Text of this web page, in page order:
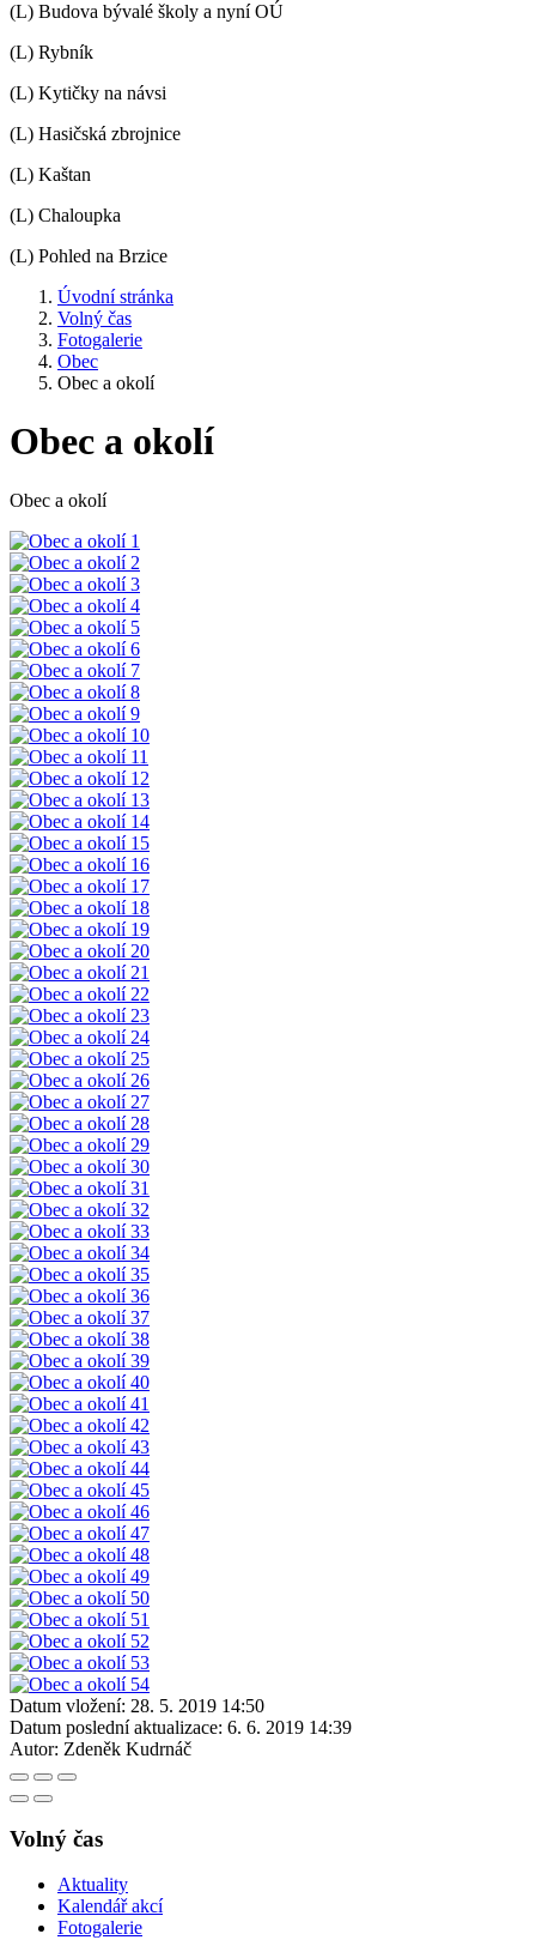
(L) Budova bývalé školy a nyní OÚ
(L) Rybník
(L) Kytičky na návsi
(L) Hasičská zbrojnice
(L) Kaštan
(L) Chaloupka
(L) Pohled na Brzice
Úvodní stránka
Volný čas
Fotogalerie
Obec
Obec a okolí
Obec a okolí
Obec a okolí
Datum vložení: 28. 5. 2019 14:50
Datum poslední aktualizace: 6. 6. 2019 14:39
Autor: Zdeněk Kudrnáč
Volný čas
Aktuality
Kalendář akcí
Fotogalerie